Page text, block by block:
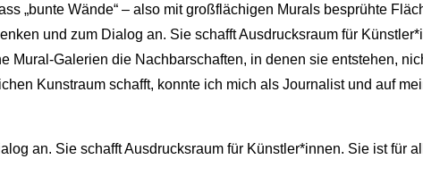
„bunte Wände“ – also mit großflächigen Murals besprühte
und zum Dialog an. Sie schafft Ausdrucksraum für
Galerien die Nachbarschaften, in denen sie entstehen,
Kunstraum schafft, konnte ich mich als Journalist und auf
an. Sie schafft Ausdrucksraum für Künstler*innen. Sie ist für